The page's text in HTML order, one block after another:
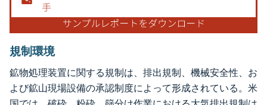
規制環境
鉱物処理装置に関する規制は、排出規制、機械安全性、お
よび鉱山現場設備の承認制度によって形成されている。米